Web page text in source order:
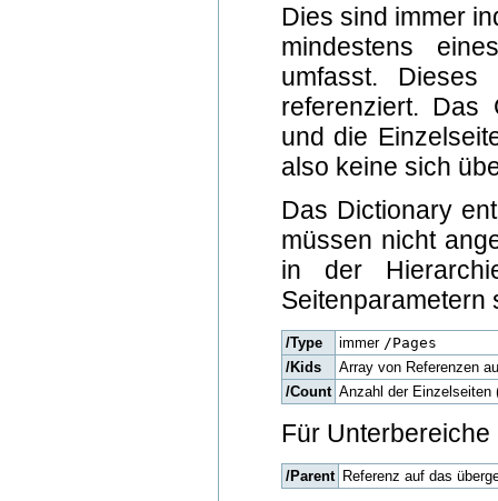
Dies sind immer
mindestens
umfasst. Dieses
referenziert. Das
und die
also keine sich
Das Dictionary
müssen nicht
in der
Seitenparametern
/Type immer /Pages
/Kids
Array von Referenzen
/Count Anzahl der Einzelseiten
Für
/Parent Referenz auf das